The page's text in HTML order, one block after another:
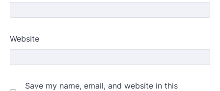
Website
Save my name, email, and website in this